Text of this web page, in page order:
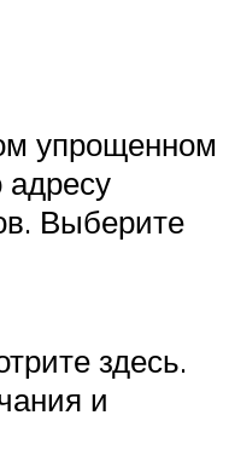
упрощенном
адресу
Выберите
здесь.
и